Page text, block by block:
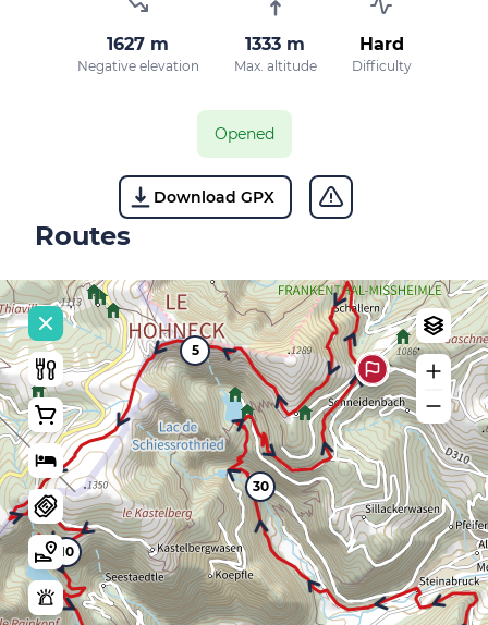
1627 m
Negative elevation
1333 m
Max. altitude
Hard
Difficulty
Opened
Download GPX
Routes
5
10
30